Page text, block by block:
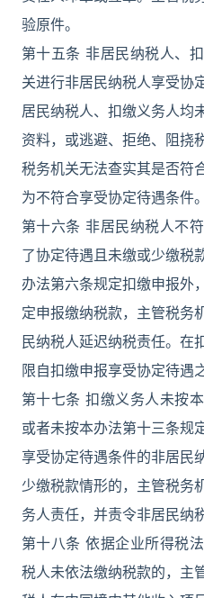
验原件。
第十五条 非居民纳税人、
关进行非居民纳税人享受协
居民纳税人、扣缴义务人均
资料，或逃避、拒绝、阻挠
税务机关无法查实其是否符
为不符合享受协定待遇条件。
第十六条 非居民纳税人不
了协定待遇且未缴或少缴税
办法第六条规定扣缴申报外
定申报缴纳税款，主管税务
民纳税人延迟纳税责任。在
限自扣缴申报享受协定待遇
第十七条 扣缴义务人未按
或者未按本办法第十三条规
享受协定待遇条件的非居民
少缴税款情形的，主管税务
务人责任，并责令非居民纳
第十八条 依据企业所得税
税人未依法缴纳税款的，主